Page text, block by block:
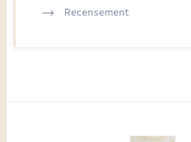
Recensement